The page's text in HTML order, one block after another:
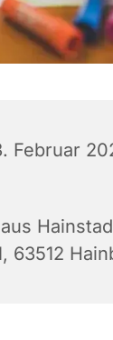
Februar
63512